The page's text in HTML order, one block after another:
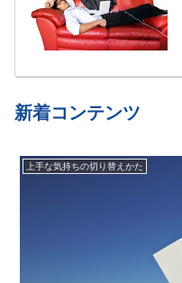
新着コンテンツ
上手な気持ちの切り替えかた